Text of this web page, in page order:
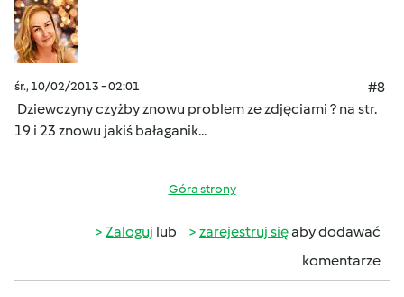
śr., 10/02/2013 - 02:01
#8
Dziewczyny czyżby znowu problem ze zdjęciami ? na str.
19 i 23 znowu jakiś bałaganik...
Góra strony
Zaloguj lub zarejestruj sięaby dodawać
komentarze